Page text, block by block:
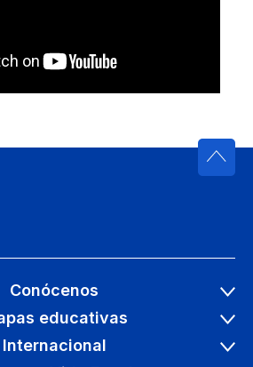
Conócenos
educativas
Internacional